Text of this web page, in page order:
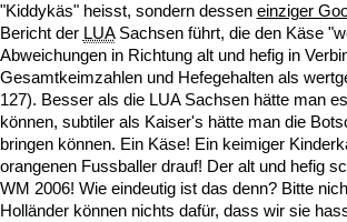
"Kiddykäs" heisst, sondern dessen einziger
Bericht der LUASachsen führt, die den Käse
Abweichungen in Richtung alt und hefig in
Gesamtkeimzahlen und Hefegehalten als
127). Besser als die LUA Sachsen hätte man
können, subtiler als Kaiser's hätte man die
bringen können. Ein Käse! Ein keimiger
orangenen Fussballer drauf! Der alt und hefig
WM 2006! Wie eindeutig ist das denn? Bitte
Holländer können nichts dafür, dass wir sie